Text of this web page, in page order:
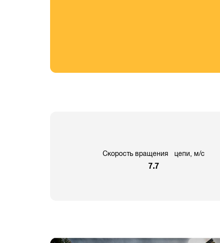
Скорость вращения цепи, м/с
7.7